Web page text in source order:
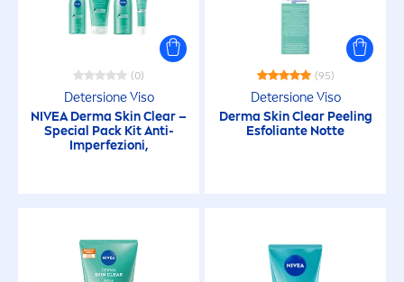
(0)
Detersione Viso
NIVEADerma SkinClear –
Special Pack Kit Anti-
Imperfezioni,
(95)
Detersione Viso
Derma SkinClear Peeling
Esfoliante Notte